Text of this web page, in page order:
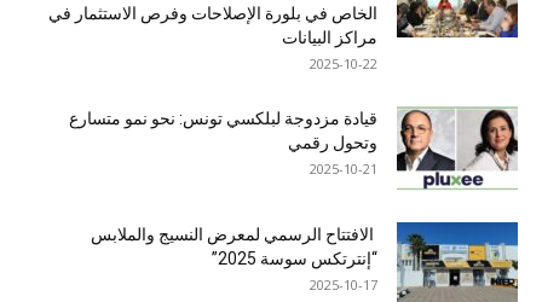
الخاص في بلورة الإصلاحات وفرص الاستثمار في
مراكز البيانات
2025-10-22
قيادة مزدوجة لبلكسي تونس: نحو نمو متسارع
وتحول رقمي
2025-10-21
الافتتاح الرسمي لمعرض النسيج والملابس
“إنترتكس سوسة 2025”
2025-10-17